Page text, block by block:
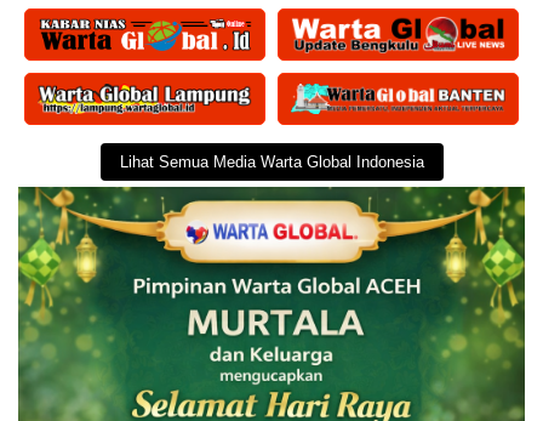
Lihat Semua Media Warta Global Indonesia